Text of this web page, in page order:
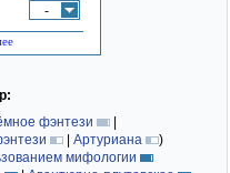
-
фэнтези
|
| Артуриана
)
мифологии